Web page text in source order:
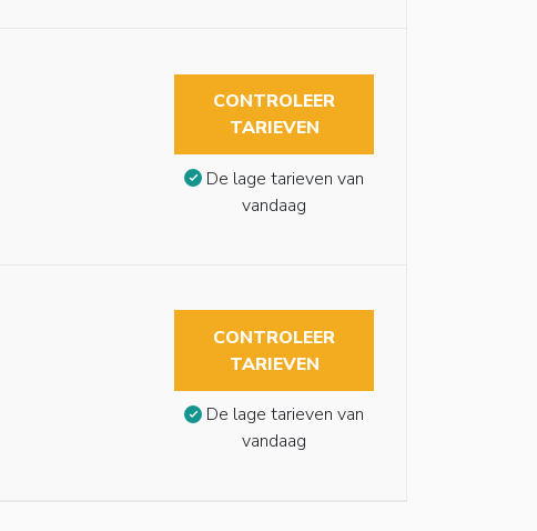
CONTROLEER
TARIEVEN
De lage tarieven van
vandaag
CONTROLEER
TARIEVEN
De lage tarieven van
vandaag